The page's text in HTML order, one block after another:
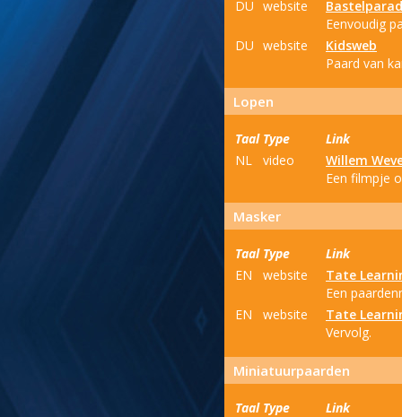
DU website
Eenvoudig
DU website
Kidsweb
Paard van
Lopen
Taal Type
Link
NL
video
Willem
Een filmpje
Masker
Taal Type
Link
EN
website
Tate
Een
EN
website
Tate
Vervolg.
Miniatuurpaarden
Taal Type
Link